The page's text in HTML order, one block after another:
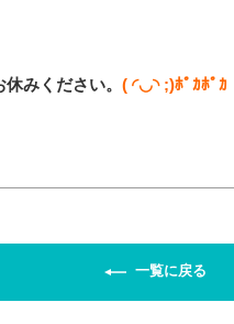
みください。 ( ◜◡◝ ;)ﾎﾟｶﾎﾟｶ
一覧に戻る